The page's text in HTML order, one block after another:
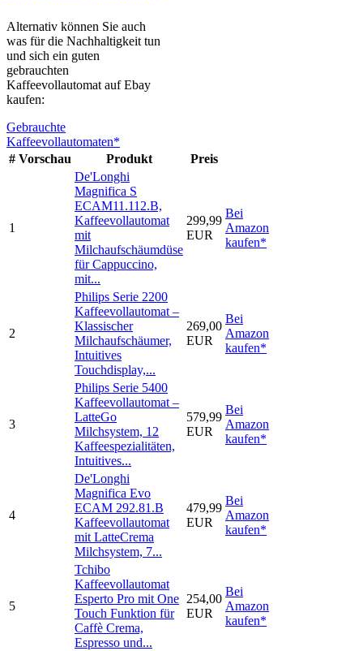
Alternativ können Sie auch
was für die Nachhaltigkeit tun
und sich ein guten
gebrauchten
Kaffeevollautomat auf Ebay
kaufen:
Gebrauchte
Kaffeevollautomaten*
# Vorschau Produkt Preis
1
De'Longhi
Magnifica S
ECAM11.112.B,
Kaffeevollautomat
mit
Milchaufschäumdüse
für Cappuccino,
mit...
299,99
EUR
Bei
Amazon
kaufen*
2
Philips Serie 2200
Kaffeevollautomat –
Klassischer
Milchaufschäumer,
Intuitives
Touchdisplay,...
269,00
EUR
Bei
Amazon
kaufen*
3
Philips Serie 5400
Kaffeevollautomat –
LatteGo
Milchsystem, 12
Kaffeespezialitäten,
Intuitives...
579,99
EUR
Bei
Amazon
kaufen*
4
De'Longhi
Magnifica Evo
ECAM 292.81.B
Kaffeevollautomat
mit LatteCrema
Milchsystem, 7...
479,99
EUR
Bei
Amazon
kaufen*
5
Tchibo
Kaffeevollautomat
Esperto Pro mit One
Touch Funktion für
Caffè Crema,
Espresso und...
254,00
EUR
Bei
Amazon
kaufen*